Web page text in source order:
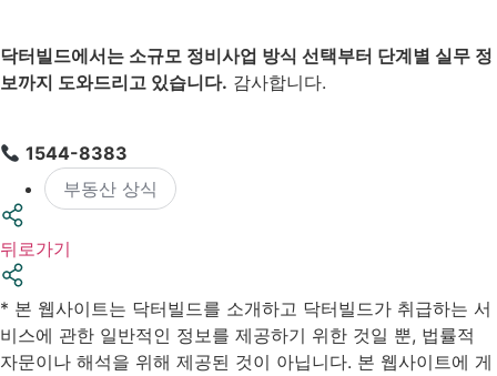
닥터빌드에서는 소규모 정비사업 방식 선택부터 단계별 실무 정
보까지 도와드리고 있습니다. 감사합니다.
1544-8383
부동산 상식
뒤로가기
* 본 웹사이트는 닥터빌드를 소개하고 닥터빌드가 취급하는 서
비스에 관한 일반적인 정보를 제공하기 위한 것일 뿐, 법률적
자문이나 해석을 위해 제공된 것이 아닙니다. 본 웹사이트에 게